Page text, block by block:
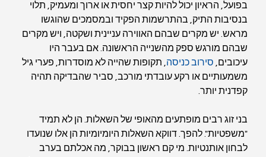
בפועל, הראיון יכול להיות קצר יחסית או ארוך ומעמיק, תלוי
בנסיבות התיק, בהתרשמות הפקיד ובמסמכים שהוגשו
מראש. יש מקרים שבהם האווירה עניינית ושקטה, ויש מקרים
שבהם מורגש ספק מהשנייה הראשונה. אם בעבר היו
עיכובים, סירוב כניסה , תקופות שהייה לא מוסדרות, פערי גיל
משמעותיים או רקע עובדתי מורכב, סביר שהבדיקה תהיה
קפדנית יותר.
בני זוג רבים מופתעים מהאופי של השאלות. הן לא תמיד
"משפטיות". להפך. דווקא השאלות היומיומיות הן אלו שנועדו
לבחון אותנטיות. מי קם ראשון בבוקר, מה אכלתם בערב